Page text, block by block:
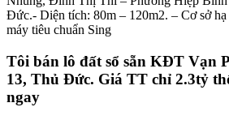
Đức.- Diện tích: 80m – 120m2. – Cơ sở
máy tiêu chuẩn Sing
Tôi bán lô đất sổ sẵn KĐT Vạn
13, Thủ Đức. Giá TT chỉ 2.3tỷ
ngay